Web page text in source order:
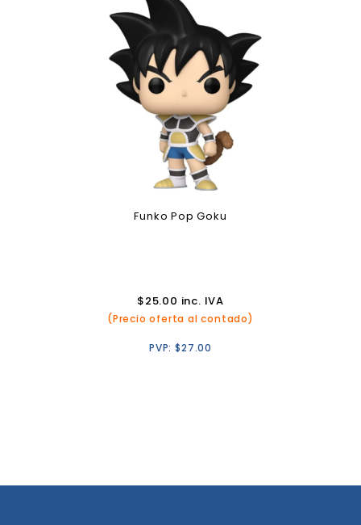
Funko Pop Goku
$25.00 inc. IVA
(Precio oferta al contado)
PVP:$27.00